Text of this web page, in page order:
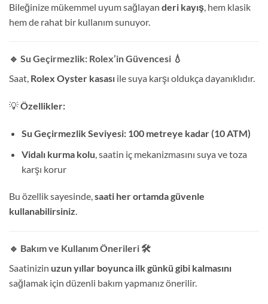
Bileğinize mükemmel uyum sağlayan deri kayış , hem klasik
hem de rahat bir kullanım sunuyor.
🔹 Su Geçirmezlik: Rolex’in Güvencesi 💧
Saat, Rolex Oyster kasası ile suya karşı oldukça dayanıklıdır.
💡Özellikler:
Su Geçirmezlik Seviyesi: 100 metreye kadar (10 ATM)
Vidalı kurma kolu , saatin iç mekanizmasını suya ve toza
karşı korur
Bu özellik sayesinde,saati her ortamda güvenle
kullanabilirsiniz.
🔹 Bakım ve Kullanım Önerileri🛠️
Saatinizin uzun yıllar boyunca ilk günkü gibi kalmasını
sağlamak için düzenli bakım yapmanız önerilir.